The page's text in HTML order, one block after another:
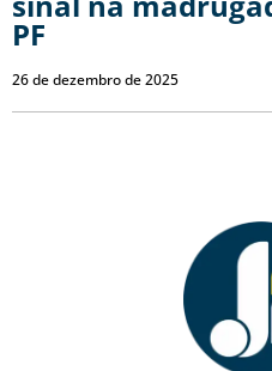
PF
26 de dezembro de 2025